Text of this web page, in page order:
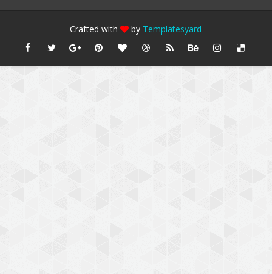
Crafted with by Templatesyard